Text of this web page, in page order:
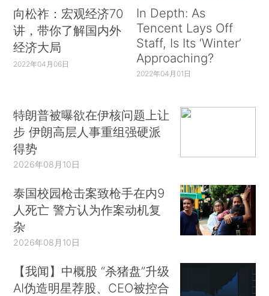
向松祚：宏观经济70
讲，带你了解国内外
经济大局
2022年04月06日
In Depth: As
Tencent Lays Off
Staff, Is Its ‘Winter’
Approaching?
2022年04月01日
特朗普被曝欲在伊核问题上让
步 伊朗高层人事重组强硬派
得势
2026年08月10日
泰国校园枪击案致枪手在内9
人死亡 警方认为作案动机复
杂
2026年08月10日
【我闻】中概股 “杀猪盘”升级
AI伪造明星荐股、CEO被控合